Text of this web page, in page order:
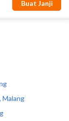
Malang